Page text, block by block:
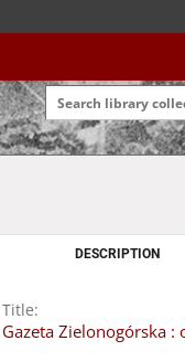
DESCRIPTION
Title:
Gazeta Zielonogórska :